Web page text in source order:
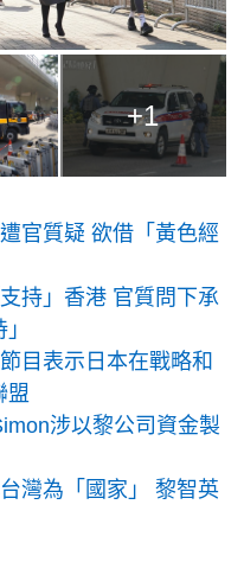
+1
官質疑 欲借「黃色經
持」香港 官質問下承
目表示日本在戰略和
盟
涉以黎公司資金製
灣為「國家」 黎智英